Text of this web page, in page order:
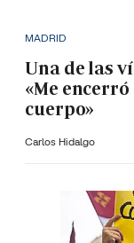
MADRID
Una de las
«Me
cuerpo»
Carlos Hidalgo